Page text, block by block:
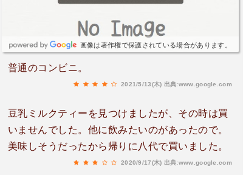
画像は著作権で保護されている場合があります。
普通のコンビニ。
2021/5/13(木) 出典:www.google.com
豆乳ミルクティーを見つけましたが、その時は買
いませんでした。他に飲みたいのがあったので。
美味しそうだったから帰りに八代で買いました。
2020/9/17(木) 出典:www.google.com